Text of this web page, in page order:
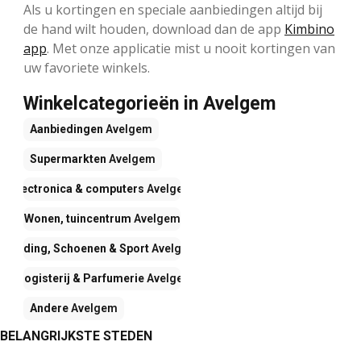
Als u kortingen en speciale aanbiedingen altijd bij
de hand wilt houden, download dan de app Kimbino
app. Met onze applicatie mist u nooit kortingen van
uw favoriete winkels.
Winkelcategorieën in Avelgem
Aanbiedingen Avelgem
Supermarkten Avelgem
Electronica & computers Avelgem
Wonen, tuincentrum Avelgem
Kleding, Schoenen & SportAvelgem
Drogisterij & ParfumerieAvelgem
AndereAvelgem
BELANGRIJKSTE STEDEN